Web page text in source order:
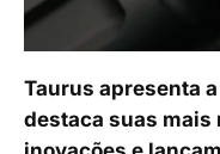
Taurus apresenta a
destaca suas mais